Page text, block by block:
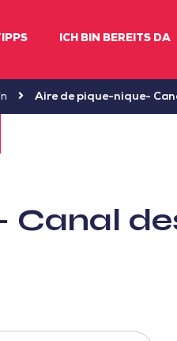
ICH BIN BEREITS DA
Aire de pique-nique-
Canal